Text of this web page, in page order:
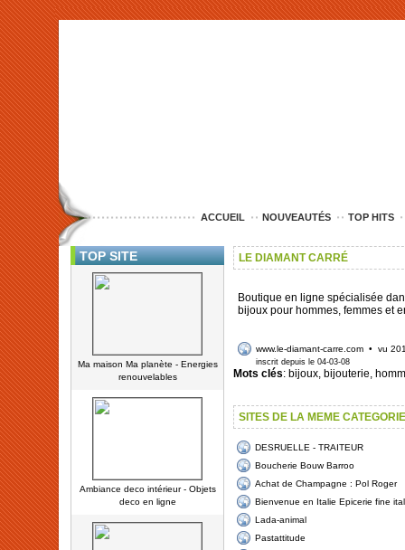
<img src="http://www.nord-entreprise.com/images/anim.jpg"
ACCUEIL NOUVEAUTÉS TOP HITS
TOP SITE
Ma maison Ma planète - Energies
renouvelables
Ambiance deco intérieur - Objets
deco en ligne
LE DIAMANT CARRÉ
Boutique en ligne spécialisée
bijoux pour hommes, femmes et
www.le-diamant-carre.com • vu
inscrit depuis le 04-03-08
Mots clés: bijoux, bijouterie,
SITES DE LA MEME CATEGORIE
DESRUELLE - TRAITEUR
Boucherie Bouw Barroo
Achat de Champagne : Pol Roger
Bienvenue en Italie Epicerie fine
Lada-animal
Pastattitude